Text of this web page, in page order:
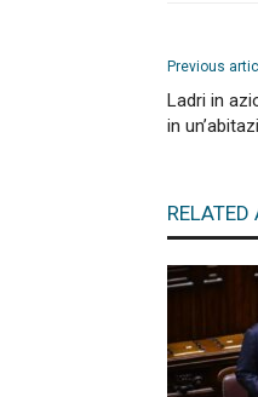
Previous
Ladri in
in
RELATED